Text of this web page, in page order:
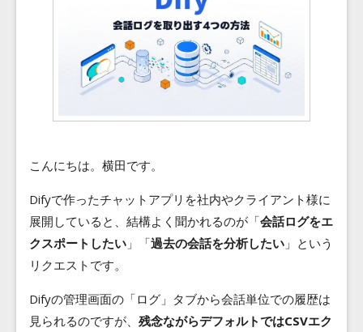
こんにちは。横田です。
Difyで作ったチャットアプリを社内やクライアント様に
展開していると、結構よく聞かれるのが「会話ログをエ
クスポートしたい 」「過去の会話を分析したい 」という
リクエストです。
Difyの管理画面の「ログ」タブから会話単位での履歴は
見られるのですが、 残念ながらデフォルトではCSVエク